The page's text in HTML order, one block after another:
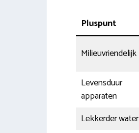
Pluspunt
Milieuvriendelijk
Levensduur
apparaten
Lekkerder water